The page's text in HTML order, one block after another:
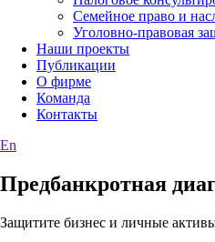
Семейное право и
Уголовно-правовая
Наши проекты
Публикации
О фирме
Команда
Контакты
En
Предбанкротная
Защитите бизнес и личные